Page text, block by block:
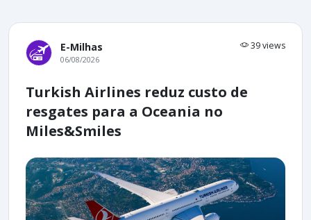
E-Milhas 39 views
06/08/2026
Turkish Airlines reduz custo de
resgates para a Oceania no
Miles&Smiles